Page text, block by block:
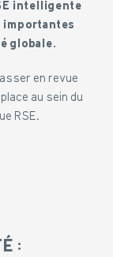
intelligente
importantes
globale.
en revue
au sein du
RSE.
: